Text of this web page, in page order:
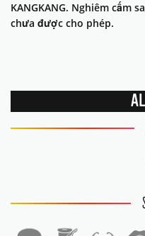
KANGKANG. Nghiêm cấm
chưa được cho phép.